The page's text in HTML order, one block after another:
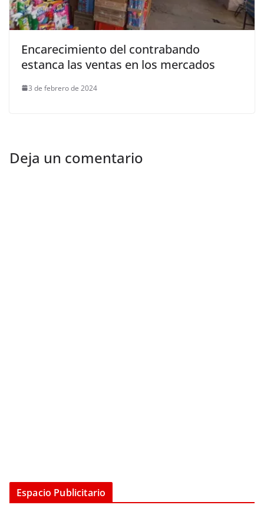
Encarecimiento del contrabando
estanca las ventas en los mercados
3 de febrero de 2024
Deja un comentario
Espacio Publicitario